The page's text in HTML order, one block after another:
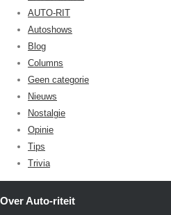
AUTO-RIT
Autoshows
Blog
Columns
Geen categorie
Nieuws
Nostalgie
Opinie
Tips
Trivia
Over Auto-riteit